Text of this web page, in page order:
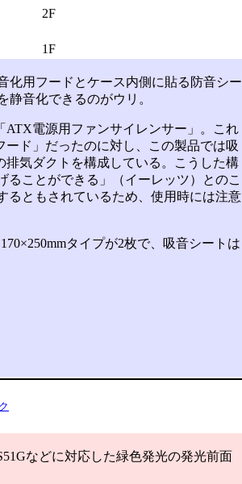
2F
1F
用フードとケース内側に貼る防音シー
静音化できるのがウリ。
電源用ファンサイレンサー」。これ
ド」だったのに対し、この製品では吸
気ダクトを構成している。こうした構
ることができる」（イーレッツ）とのこ
るともされているため、使用時には注意
タイプが2枚で、吸音シートは
などに対応した緑色発光の発光前面